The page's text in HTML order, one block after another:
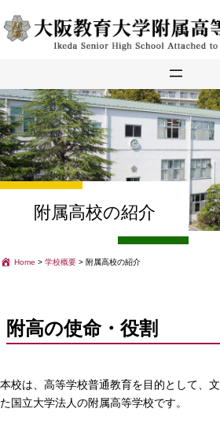
を
附属高校の紹介
Home > 学校概要 > 附属高校の紹介
附高の使命・役割
本校は、高等学校普通教育を目的として、
た国立大学法人の附属高等学校です。